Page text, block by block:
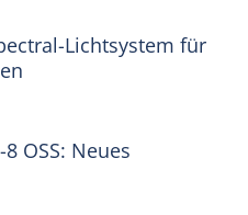
Lichtsystem für
OSS: Neues